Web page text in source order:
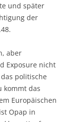
und später
der
aber
Exposure nicht
politische
kommt das
Europäischen
Opap in